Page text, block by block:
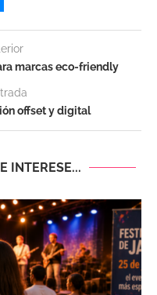
marcas eco-friendly
offset y digital
INTERESE...